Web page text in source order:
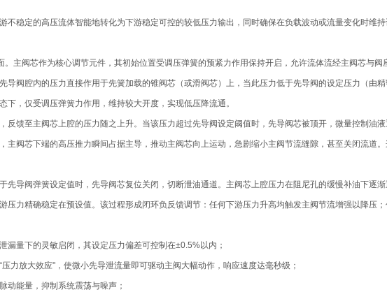
不稳定的高压流体智能地转化为下游稳定可控的较低压力输出，同时确保在负载波动或流量变化时维
主阀芯作为核心调节元件，其初始位置受调压弹簧的预紧力作用保持开启，允许流体流经主阀芯与
导阀腔内的压力直接作用于先簧加载的锥阀芯（或滑阀芯）上，当此压力低于先导阀的设定压力（由
，仅受调压弹簧力作用，维持较大开度，实现低压降流通。
反馈至主阀芯上腔的压力随之上升。当该压力超过先导阀设定阈值时，先导阀芯被顶开，微量控制油
主阀芯下端的高压推力瞬间占据主导，推动主阀芯向上运动，急剧缩小主阀节流缝隙，甚至关闭流道
先导阀弹簧设定值时，先导阀芯复位关闭，切断泄油通道。主阀芯上腔压力在阻尼孔的缓慢补油下逐
压力精确稳定在预设值。该过程形成闭环负反馈调节：任何下游压力升高均触发主阀节流增强以降压
量下的灵敏启闭，其设定压力偏差可控制在±0.5%以内；
力放大效应"，使微小先导泄流量即可驱动主阀大幅动作，响应速度达毫秒级；
动能量，抑制系统震荡与噪声；